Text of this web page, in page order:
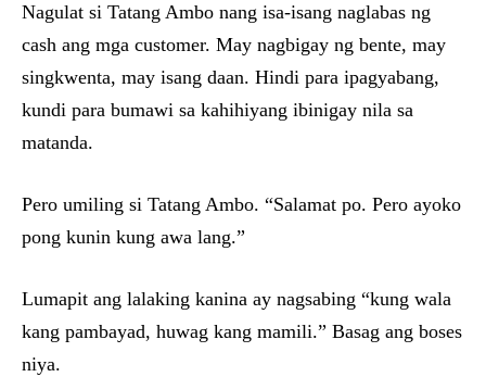
Nagulat si Tatang Ambo nang isa-isang naglabas ng
cash ang mga customer. May nagbigay ng bente, may
singkwenta, may isang daan. Hindi para ipagyabang,
kundi para bumawi sa kahihiyang ibinigay nila sa
matanda.
Pero umiling si Tatang Ambo. “Salamat po. Pero ayoko
pong kunin kung awa lang.”
Lumapit ang lalaking kanina ay nagsabing “kung wala
kang pambayad, huwag kang mamili.” Basag ang boses
niya.